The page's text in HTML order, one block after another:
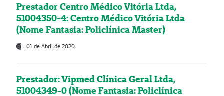
Prestador Centro Médico Vitória Ltda,
51004350-4: Centro Médico Vitória Ltda
(Nome Fantasia: Policlínica Master)
01 de Abril de 2020
Prestador: Vipmed Clínica Geral Ltda,
51004349-0 (Nome Fantasia: Policlínica